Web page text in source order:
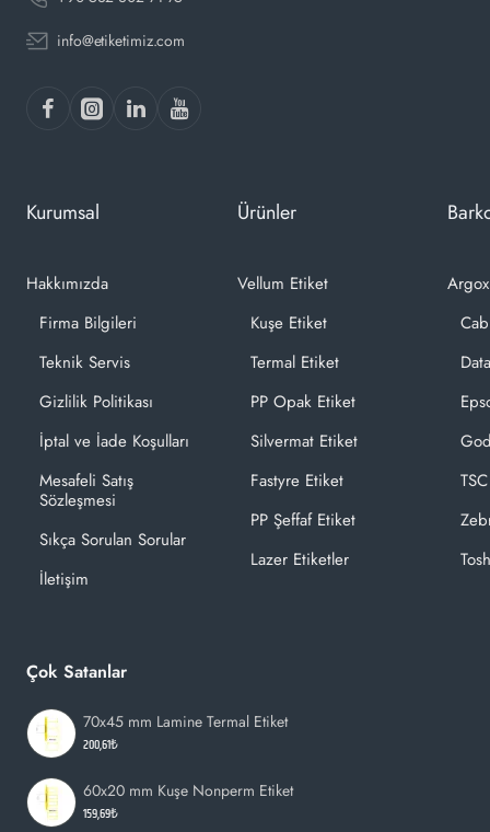
info@etiketimiz.com
Kurumsal
Hakkımızda
Firma Bilgileri
Teknik Servis
Gizlilik Politikası
İptal ve İade Koşulları
Mesafeli Satış
Sözleşmesi
Sıkça Sorulan Sorular
İletişim
Ürünler
Vellum Etiket
Kuşe Etiket
Termal Etiket
PP Opak Etiket
Silvermat Etiket
Fastyre Etiket
PP Şeffaf Etiket
Lazer Etiketler
Çok Satanlar
70x45 mm Lamine Termal Etiket
200,61₺
60x20 mm Kuşe Nonperm Etiket
159,69₺